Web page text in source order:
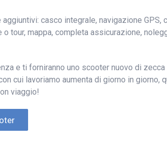
casco integrale, navigazione GPS,
tour, mappa, completa assicurazione,
e ti forniranno uno scooter nuovo di
cui lavoriamo aumenta di giorno in giorno,
viaggio!